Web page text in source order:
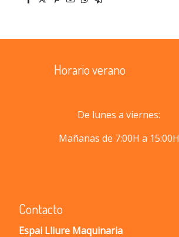
Horario verano
De lunes a viernes:
Mañanas de 7:00H a 15:00H
Contacto
Espai Lliure Maquinaria